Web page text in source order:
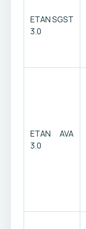
ETAN SGST
3.0
ETAN AVA
3.0